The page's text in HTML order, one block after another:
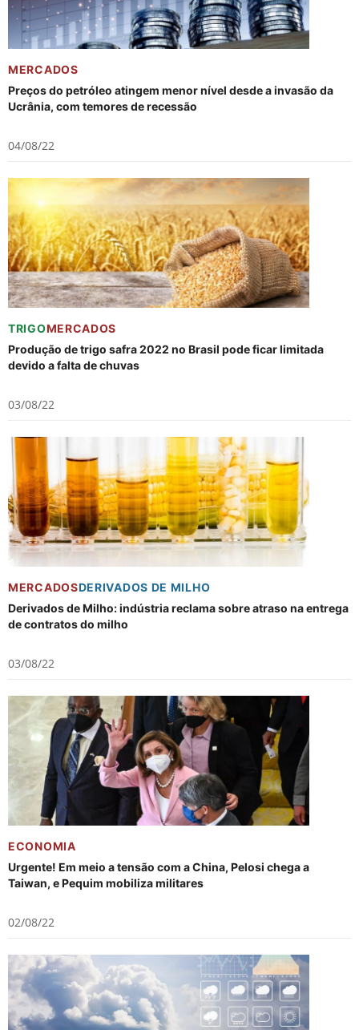
MERCADOS
Preços do petróleo atingem menor nível desde a invasão da
Ucrânia, com temores de recessão
04/08/22
TRIGOMERCADOS
Produção de trigo safra 2022 no Brasil pode ficar limitada
devido a falta de chuvas
03/08/22
MERCADOSDERIVADOS DE MILHO
Derivados de Milho: indústria reclama sobre atraso na entrega
de contratos do milho
03/08/22
ECONOMIA
Urgente! Em meio a tensão com a China, Pelosi chega a
Taiwan, e Pequim mobiliza militares
02/08/22